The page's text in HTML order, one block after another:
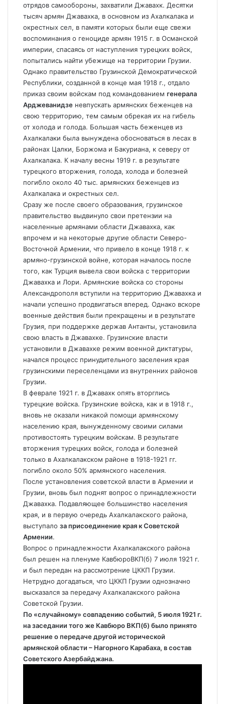
отрядов самообороны, захватили Джавахк. Десятки
тысяч армян Джавахка, в основном из Ахалкалака и
окрестных сел, в памяти которых были еще свежи
воспоминания о геноциде армян 1915 г. в Османской
империи, спасаясь от наступления турецких войск,
попытались найти убежище на территории Грузии.
Однако правительство Грузинской Демократической
Республики, созданной в конце мая 1918 г., отдало
приказ своим войскам под командованием генерала
Арджеванидзе невпускать армянских беженцев на
свою территорию, тем самым обрекая их на гибель
от холода и голода. Большая часть беженцев из
Ахалкалаки была вынуждена обосноваться в лесах в
районах Цалки, Боржома и Бакуриана, к северу от
Ахалкалака. К началу весны 1919 г. в результате
турецкого вторжения, голода, холода и болезней
погибло около 40 тыс. армянских беженцев из
Ахалкалака и окрестных сел.
Сразу же после своего образования, грузинское
правительство выдвинуло свои претензии на
населенные армянами области Джавахка, как
впрочем и на некоторые другие области Северо-
Восточной Армении, что привело в конце 1918 г. к
армяно-грузинской войне, которая началось после
того, как Турция вывела свои войска с территории
Джавахка и Лори. Армянские войска со стороны
Александрополя вступили на территорию Джавахка и
начали успешно продвигаться вперед. Однако вскоре
военные действия были прекращены и в результате
Грузия, при поддержке держав Антанты, установила
свою власть в Джавахке. Грузинские власти
установили в Джавахке режим военной диктатуры,
начался процесс принудительного заселения края
грузинскими переселенцами из внутренних районов
Грузии.
В феврале 1921 г. в Джавахк опять вторглись
турецкие войска. Грузинские войска, как и в 1918 г.,
вновь не оказали никакой помощи армянскому
населению края, вынужденному своими силами
противостоять турецким войскам. В результате
вторжения турецких войск, голода и болезней
только в Ахалкалакском районе в 1918-1921 гг.
погибло около 50% армянского населения.
После установления советской власти в Армении и
Грузии, вновь был поднят вопрос о принадлежности
Джавахка. Подавляющее большинство населения
края, и в первую очередь Ахалкалакского района,
выступало за присоединение края к Советской
Армении.
Вопрос о принадлежности Ахалкалакского района
был решен на пленуме КавбюроВКП(б) 7 июля 1921 г.
и был передан на рассмотрение ЦККП Грузии.
Нетрудно догадаться, что ЦККП Грузии однозначно
высказался за передачу Ахалкалакского района
Советской Грузии.
По «случайному» совпадению событий, 5 июля 1921 г.
на заседании того же Кавбюро ВКП(б) было принято
решение о передаче другой исторической
армянской области – Нагорного Карабаха, в состав
Советского Азербайджана.